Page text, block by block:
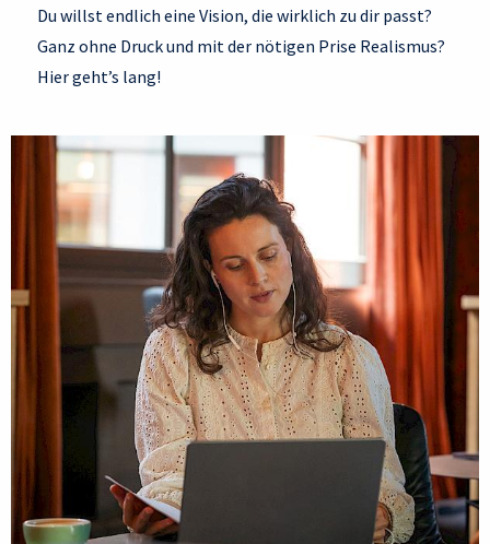
Du willst endlich eine Vision, die wirklich zu dir passt?
Ganz ohne Druck und mit der nötigen Prise Realismus?
Hier geht’s lang!